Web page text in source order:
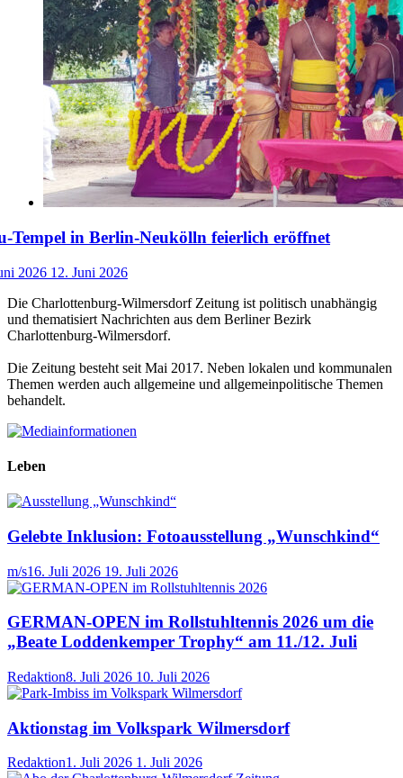
Tempel in Berlin-Neukölln feierlich eröffnet
2026 12. Juni 2026
Die Charlottenburg-Wilmersdorf Zeitung ist politisch unabhängig
und thematisiert Nachrichten aus dem Berliner Bezirk
Charlottenburg-Wilmersdorf.
Die Zeitung besteht seit Mai 2017. Neben lokalen und kommunalen
Themen werden auch allgemeine und allgemeinpolitische Themen
behandelt.
Leben
Gelebte Inklusion: Fotoausstellung „Wunschkind“
m/s16. Juli 2026 19. Juli 2026
GERMAN-OPEN im Rollstuhltennis 2026 um die
„Beate Loddenkemper Trophy“ am 11./12. Juli
Redaktion8. Juli 2026 10. Juli 2026
Aktionstag im Volkspark Wilmersdorf
Redaktion1. Juli 2026 1. Juli 2026